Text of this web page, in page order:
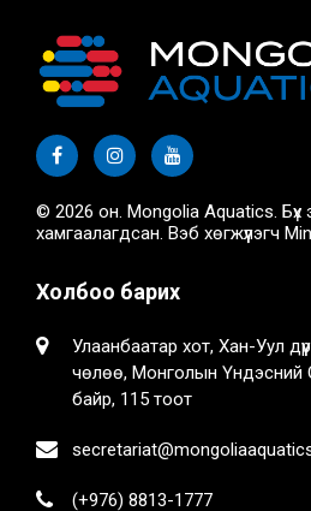
© 2026 он. Mongolia Aquatics. Бүх
хамгаалагдсан. Вэб хөгжүүлэгч
Холбоо барих
Улаанбаатар хот, Хан-Уул
чөлөө, Монголын
байр, 115 тоот
(+976) 8813-1777